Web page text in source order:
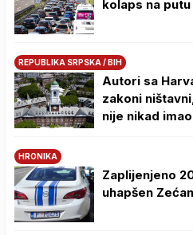
kolaps na
REPUBLIKA SRPSKA / BIH
Autori sa
zakoni
nije nikad
HRONIKA
Zaplijenjeno
uhapšen